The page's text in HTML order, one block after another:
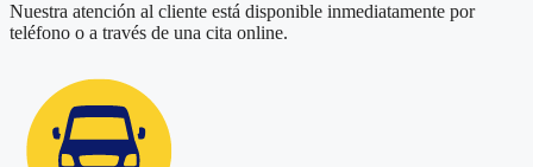
Nuestra atención al cliente está disponible inmediatamente por
teléfono o a través de una cita online.